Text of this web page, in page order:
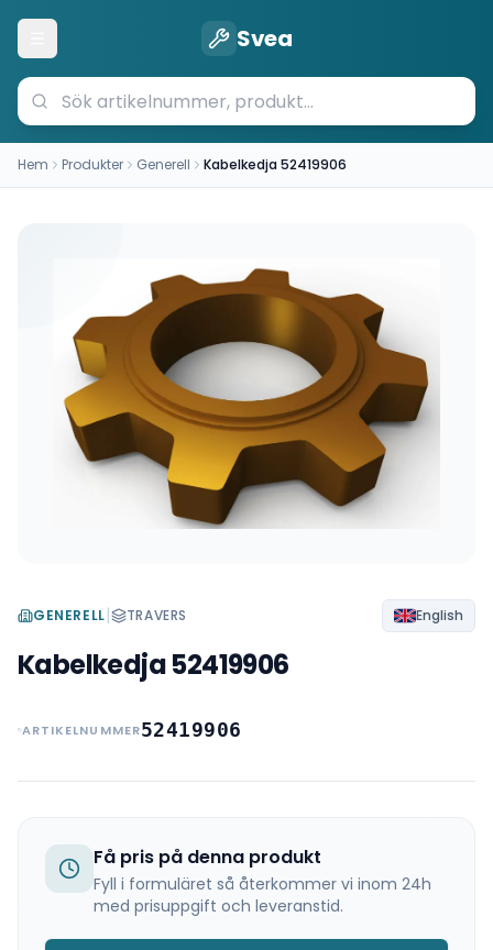
Öppna meny Svea
Hem Produkter Generell Kabelkedja 52419906
GENERELL| TRAVERS English
Kabelkedja 52419906
ARTIKELNUMMER52419906
Få pris på denna produkt
Fyll i formuläret så återkommer vi inom 24h
med prisuppgift och leveranstid.